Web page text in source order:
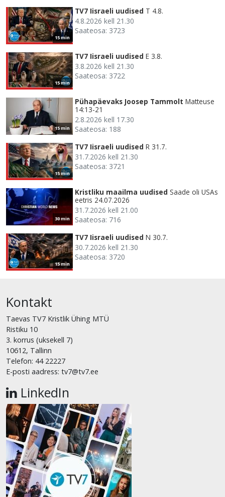
15 min
TV7 Iisraeli uudised T 4.8.
4.8.2026 kell 21.30
Saateosa: 3723
15 min
TV7 Iisraeli uudised E 3.8.
3.8.2026 kell 21.30
Saateosa: 3722
15 min
Pühapäevaks Joosep Tammolt Matteuse
14:13-21
2.8.2026 kell 17.30
Saateosa: 188
15 min
TV7 Iisraeli uudised R 31.7.
31.7.2026 kell 21.30
Saateosa: 3721
30 min
Kristliku maailma uudised Saade oli USAs
eetris 24.07.2026
31.7.2026 kell 21.00
Saateosa: 716
15 min
TV7 Iisraeli uudised N 30.7.
30.7.2026 kell 21.30
Saateosa: 3720
Kontakt
Taevas TV7 Kristlik Ühing MTÜ
Ristiku 10
3. korrus (uksekell 7)
10612, Tallinn
Telefon: 44 22227
E-posti aadress: tv7@tv7.ee
LinkedIn